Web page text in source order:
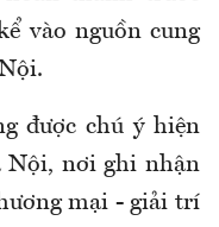
vào nguồn cung
được chú ý hiện
Nội, nơi ghi nhận
mại - giải trí